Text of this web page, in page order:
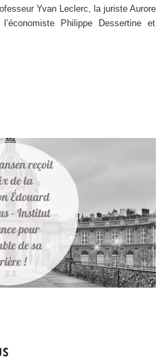
Yvan Leclerc, la juriste Aurore
Philippe Dessertine et